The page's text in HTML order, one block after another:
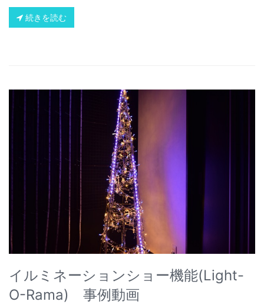
続きを読む
イルミネーションショー機能(Light-
O-Rama) 事例動画